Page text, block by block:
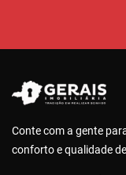
Conte com a gente
conforto e qualidade